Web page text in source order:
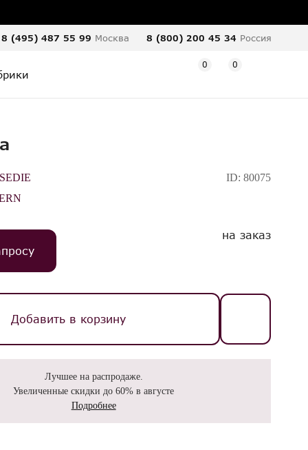
8 (495) 487 55 99 Москва 8 (800) 200 45 34 Россия
0 0
ID:80075
на заказ
Добавить в корзину
Лучшее на распродаже.
Увеличенные скидки до 60% в августе
Подробнее